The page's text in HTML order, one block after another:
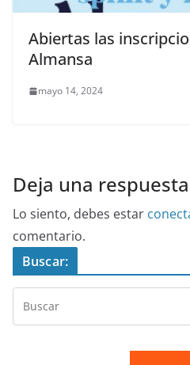
Abiertas las
Almansa
mayo 14, 2024
Deja una respuesta
Lo siento, debes estar
comentario.
Buscar: